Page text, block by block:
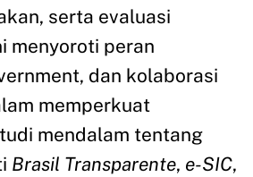
serta evaluasi
menyoroti peran
dan kolaborasi
memperkuat
mendalam tentang
Brasil Transparente, e-SIC,